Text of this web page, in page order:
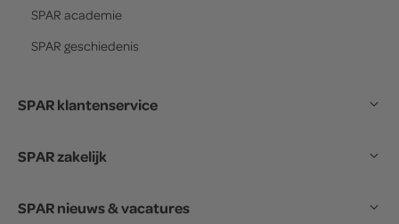
SPAR academie
SPAR geschiedenis
SPAR klantenservice
SPAR zakelijk
SPAR nieuws & vacatures